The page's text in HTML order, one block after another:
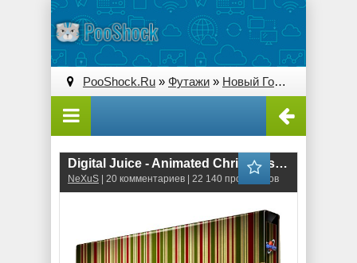
PooShock.Ru » Футажи » Новый Год » Digital
Digital Juice - Animated Christmas Canvases 1
NeXuS | 20 комментариев | 22 140 просмотров